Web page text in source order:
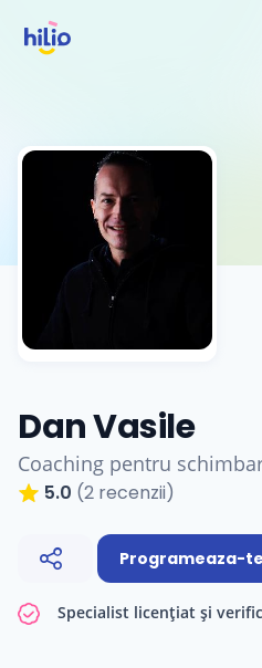
Dan Vasile
Coaching pentru
5.0 (2 recenzii)
Programeaza-te
Specialist licențiat și